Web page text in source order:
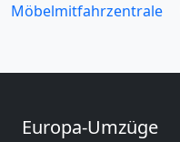
Möbelmitfahrzentrale
Europa-Umzüge